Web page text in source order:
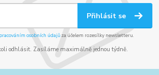
Přihlásit se
osobních údajůza účelem rozesílky newsletteru.
odhlásit. Zasíláme maximálně jednou týdně.